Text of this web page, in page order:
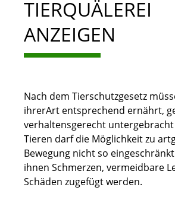
TIERQUÄLEREI
ANZEIGEN
Nach dem Tierschutzgesetz
ihrerArt entsprechend ernährt,
verhaltensgerecht
Tieren darf die Möglichkeit zu
Bewegung nicht so
ihnen Schmerzen, vermeidbare
Schäden zugefügt werden.